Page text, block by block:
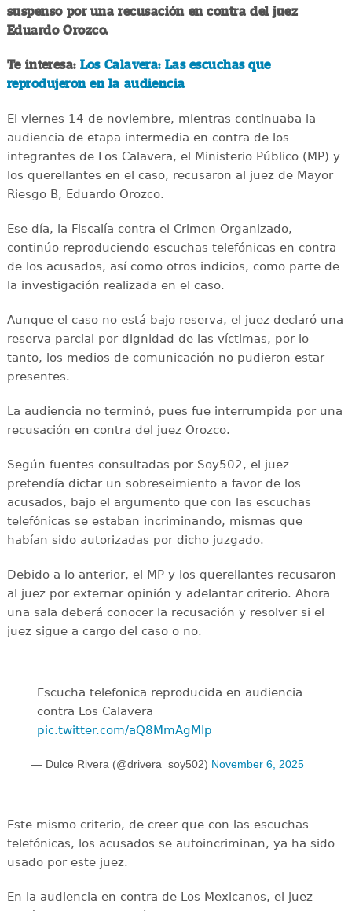
suspenso por una recusación en contra del juez
Eduardo Orozco.
Te interesa:Los Calavera: Las escuchas que
reprodujeron en la audiencia
El viernes 14 de noviembre, mientras continuaba la
audiencia de etapa intermedia en contra de los
integrantes de Los Calavera, el Ministerio Público (MP) y
los querellantes en el caso, recusaron al juez de Mayor
Riesgo B, Eduardo Orozco.
Ese día, la Fiscalía contra el Crimen Organizado,
continúo reproduciendo escuchas telefónicas en contra
de los acusados, así como otros indicios, como parte de
la investigación realizada en el caso.
Aunque el caso no está bajo reserva, el juez declaró una
reserva parcial por dignidad de las víctimas, por lo
tanto, los medios de comunicación no pudieron estar
presentes.
La audiencia no terminó, pues fue interrumpida por una
recusación en contra del juez Orozco.
Según fuentes consultadas por Soy502, el juez
pretendía dictar un sobreseimiento a favor de los
acusados, bajo el argumento que con las escuchas
telefónicas se estaban incriminando, mismas que
habían sido autorizadas por dicho juzgado.
Debido a lo anterior, el MP y los querellantes recusaron
al juez por externar opinión y adelantar criterio. Ahora
una sala deberá conocer la recusación y resolver si el
juez sigue a cargo del caso o no.
Escucha telefonica reproducida en audiencia
contra Los Calavera
pic.twitter.com/aQ8MmAgMIp
— Dulce Rivera (@drivera_soy502) November 6, 2025
Este mismo criterio, de creer que con las escuchas
telefónicas, los acusados se autoincriminan, ya ha sido
usado por este juez.
En la audiencia en contra de Los Mexicanos, el juez